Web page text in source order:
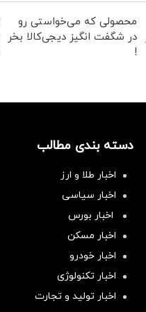
محصولی که می‌خواستی رو
در شگفت انگیز دیجی‌کالا بخر
!
دسته بندی مطالب
اخبار طلا و ارز
اخبار سیاسی
اخبار بورس
اخبار مسکن
اخبار خودرو
اخبار تکنولوژی
اخبار تولید و تجارت